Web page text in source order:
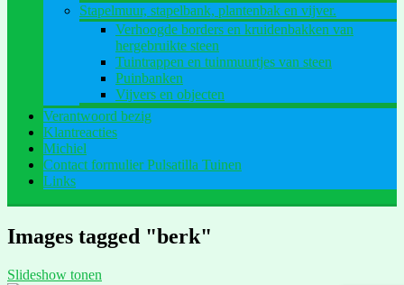
Stapelmuur, stapelbank, plantenbak en vijver.
Verhoogde borders en kruidenbakken van
hergebruikte steen
Tuintrappen en tuinmuurtjes van steen
Puinbanken
Vijvers en objecten
Verantwoord bezig
Klantreacties
Michiel
Contact formulier Pulsatilla Tuinen
Links
Images tagged "berk"
Slideshow tonen